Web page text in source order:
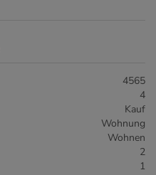
4565
4
Kauf
Wohnung
Wohnen
2
1